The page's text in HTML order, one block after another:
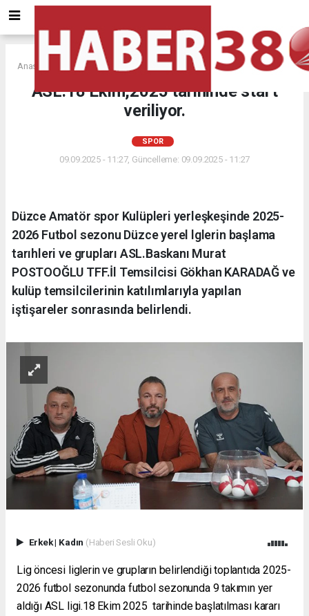
Anasayfa SPOR
ASL.18 Ekim,2025 tarihinde start
veriliyor.
SPOR
09.09.2025 - 11:27, Güncelleme: 09.09.2025 - 11:27
Düzce Amatör spor Kulüpleri yerleşkeşinde 2025-
2026 Futbol sezonu Düzce yerel lglerin başlama
tarıhleri ve grupları ASL.Baskanı Murat
POSTOOĞLU TFF.İl Temsilcisi Gökhan KARADAĞ ve
kulüp temsilcilerinin katılımlarıyla yapılan
iştişareler sonrasında belirlendi.
Erkek| Kadın (Haberi Sesli Oku)
Lig öncesi liglerin ve grupların belirlendiği toplantıda 2025-
2026 futbol sezonunda futbol sezonunda 9 takımın yer
aldığı ASL ligi.18 Ekim 2025 tarihinde başlatılması kararı